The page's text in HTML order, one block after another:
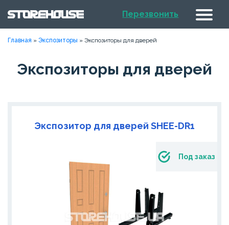
Перезвонить
Главная » Экспозиторы » Экспозиторы для дверей
Экспозиторы для дверей
Экспозитор для дверей SHEE-DR1
Под заказ